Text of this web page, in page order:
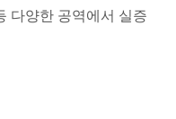
다양한 공역에서 실증